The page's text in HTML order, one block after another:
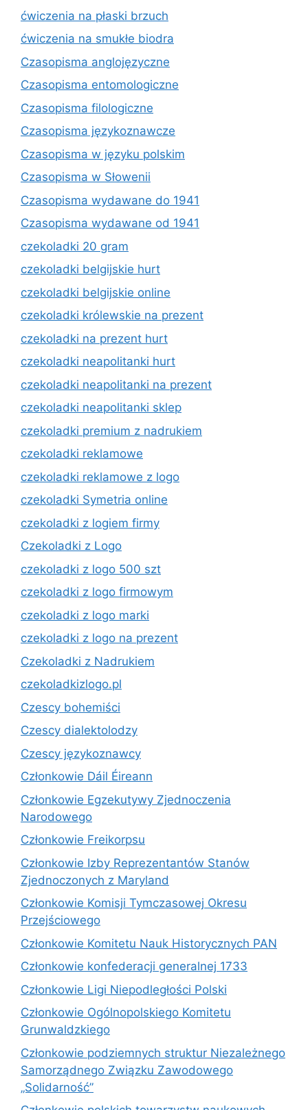
ćwiczenia na płaski brzuch
ćwiczenia na smukłe biodra
Czasopisma anglojęzyczne
Czasopisma entomologiczne
Czasopisma filologiczne
Czasopisma językoznawcze
Czasopisma w języku polskim
Czasopisma w Słowenii
Czasopisma wydawane do 1941
Czasopisma wydawane od 1941
czekoladki 20 gram
czekoladki belgijskie hurt
czekoladki belgijskie online
czekoladki królewskie na prezent
czekoladki na prezent hurt
czekoladki neapolitanki hurt
czekoladki neapolitanki na prezent
czekoladki neapolitanki sklep
czekoladki premium z nadrukiem
czekoladki reklamowe
czekoladki reklamowe z logo
czekoladki Symetria online
czekoladki z logiem firmy
Czekoladki z Logo
czekoladki z logo 500 szt
czekoladki z logo firmowym
czekoladki z logo marki
czekoladki z logo na prezent
Czekoladki z Nadrukiem
czekoladkizlogo.pl
Czescy bohemiści
Czescy dialektolodzy
Czescy językoznawcy
Członkowie Dáil Éireann
Członkowie Egzekutywy Zjednoczenia
Narodowego
Członkowie Freikorpsu
Członkowie Izby Reprezentantów Stanów
Zjednoczonych z Maryland
Członkowie Komisji Tymczasowej Okresu
Przejściowego
Członkowie Komitetu Nauk Historycznych PAN
Członkowie konfederacji generalnej 1733
Członkowie Ligi Niepodległości Polski
Członkowie Ogólnopolskiego Komitetu
Grunwaldzkiego
Członkowie podziemnych struktur Niezależnego
Samorządnego Związku Zawodowego
„Solidarność”